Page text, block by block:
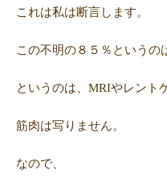
症例・体験談
当院について
これは私は断言します。
この不明の８５％というの
というのは、MRIやレント
筋肉は写りません。
なので、